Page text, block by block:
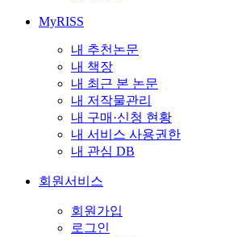
MyRISS
내 추천논문
내 책장
내 최근 본 논문
내 저작물관리
내 구매·신청 현황
내 서비스 사용권한
내 관심 DB
회원서비스
회원가입
로그인